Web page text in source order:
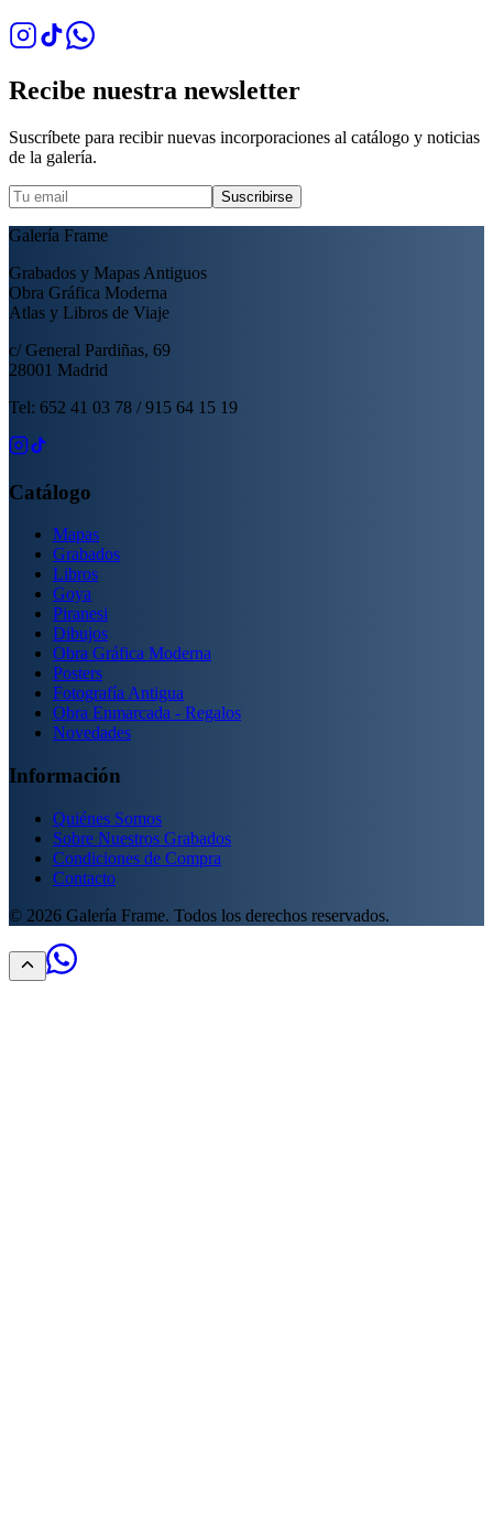
Recibe nuestra newsletter
Suscríbete para recibir nuevas incorporaciones al catálogo y noticias
de la galería.
Suscribirse
Galería Frame
Grabados y Mapas Antiguos
Obra Gráfica Moderna
Atlas y Libros de Viaje
c/ General Pardiñas, 69
28001 Madrid
Tel: 652 41 03 78 / 915 64 15 19
Catálogo
Mapas
Grabados
Libros
Goya
Piranesi
Dibujos
Obra Gráfica Moderna
Posters
Fotografía Antigua
Obra Enmarcada - Regalos
Novedades
Información
Quiénes Somos
Sobre Nuestros Grabados
Condiciones de Compra
Contacto
© 2026 Galería Frame. Todos los derechos reservados.